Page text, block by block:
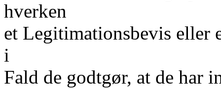
hverken
et Legitimationsbevis eller
i
Fald de godtgør, at de har